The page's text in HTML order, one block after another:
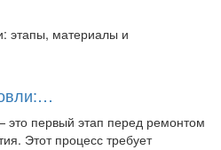
первый этап перед ремонтом
Этот процесс требует